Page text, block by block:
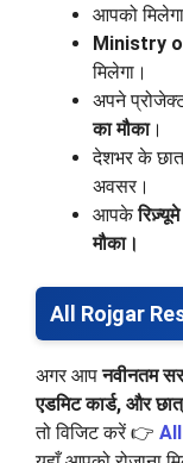
आपको मिलेगा
Ministry
मिलेगा।
अपने
का मौका।
देशभर के
अवसर।
आपके
मौका।
All Rojgar
अगर आपनवीनतम
एडमिट कार्ड, और
तो विजिट करें 👉